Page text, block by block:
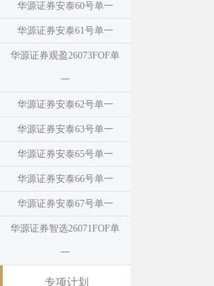
华源证券安泰60号单一
华源证券安泰61号单一
华源证券观盈26073FOF单
一
华源证券安泰62号单一
华源证券安泰63号单一
华源证券安泰65号单一
华源证券安泰66号单一
华源证券安泰67号单一
华源证券智选26071FOF单
一
专项计划